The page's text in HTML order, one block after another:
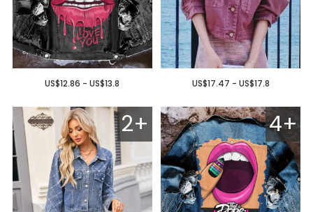
US$17.47 - US$17.8
US$12.86 - US$13.8
4+
2+